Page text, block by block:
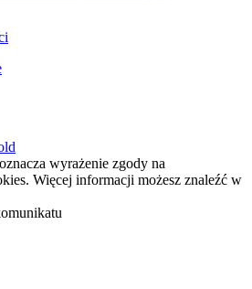
wyrażenie zgody na
Więcej informacji możesz znaleźć w